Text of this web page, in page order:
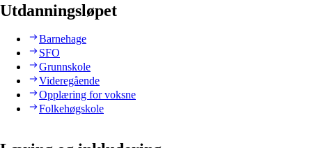
Utdanningsløpet
Barnehage
SFO
Grunnskole
Videregående
Opplæring for voksne
Folkehøgskole